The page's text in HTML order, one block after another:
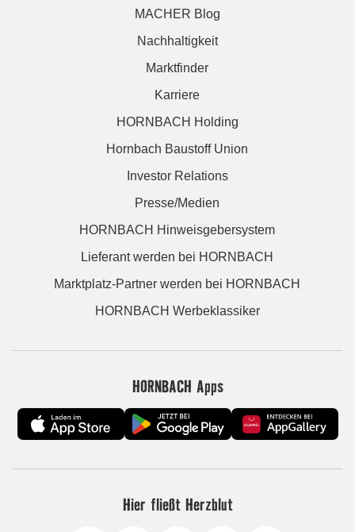
MACHER Blog
Nachhaltigkeit
Marktfinder
Karriere
HORNBACH Holding
Hornbach Baustoff Union
Investor Relations
Presse/Medien
HORNBACH Hinweisgebersystem
Lieferant werden bei HORNBACH
Marktplatz-Partner werden bei HORNBACH
HORNBACH Werbeklassiker
HORNBACH Apps
Hier fließt Herzblut